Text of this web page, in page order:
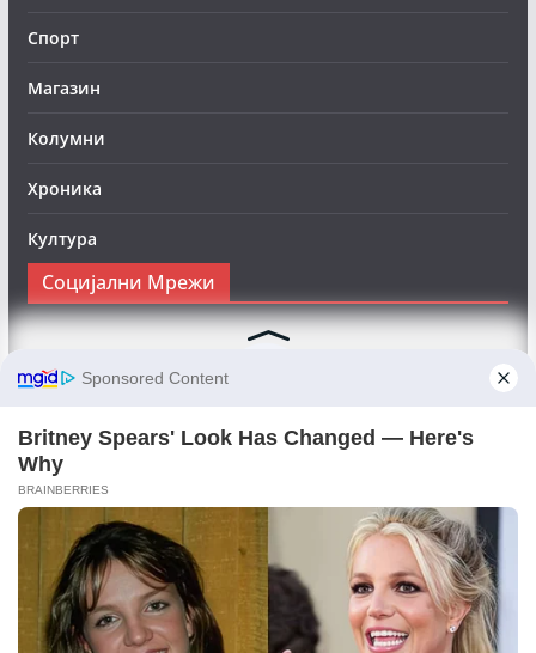
Спорт
Магазин
Колумни
Хроника
Култура
Социјални Мрежи
Следете нè на Фејсбук за да сте во тек со најновите